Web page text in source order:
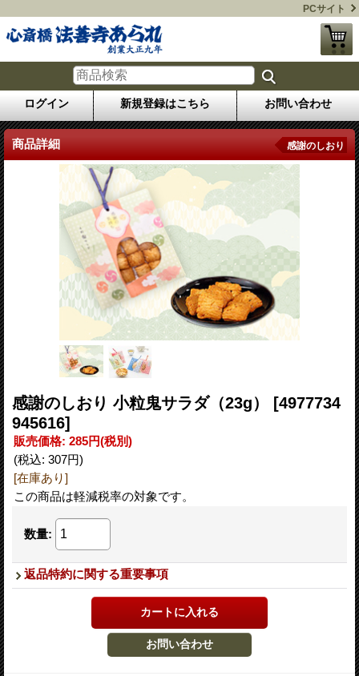
PCサイト
ログイン 新規登録はこちら お問い合わせ
商品詳細 感謝のしおり
感謝のしおり 小粒鬼サラダ（23g）
[4977734
945616]
販売価格: 285円(税別)
(税込: 307円)
[在庫あり]
この商品は軽減税率の対象です。
数量:
返品特約に関する重要事項